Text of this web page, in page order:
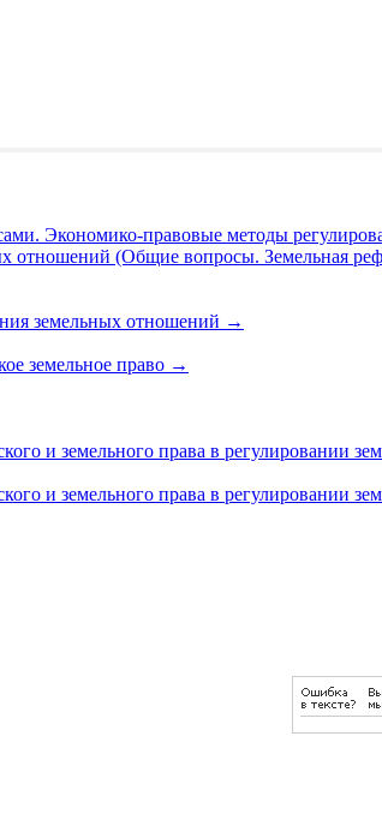
Экономико-правовые методы
отношений (Общие вопросы. Земельная
земельных отношений →
земельное право →
и земельного права в регулировании
и земельного права в регулировании